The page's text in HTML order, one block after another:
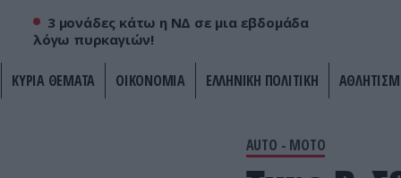
3 μονάδες κάτω η ΝΔ σε μια εβδομάδα
λόγω πυρκαγιών!
ΚΥΡΙΑ ΘΕΜΑΤΑ ΟΙΚΟΝΟΜΙΑ ΕΛΛΗΝΙΚΗ ΠΟΛΙΤΙΚΗ
AUTO - MOTO